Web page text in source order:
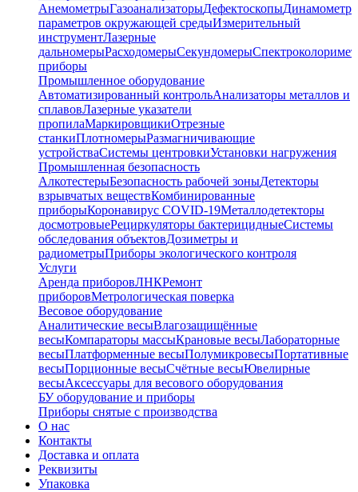
АнемометрыГазоанализаторыДефектоскопы
параметров окружающей средыИзмерительный
инструментЛазерные
дальномерыРасходомерыСекундомеры
приборы
Промышленное оборудование
Автоматизированный контрольАнализаторы металлов и
сплавовЛазерные указатели
пропилаМаркировщикиОтрезные
станкиПлотномерыРазмагничивающие
устройстваСистемы центровкиУстановки нагружения
Промышленная безопасность
АлкотестерыБезопасность рабочей зоныДетекторы
взрывчатых веществКомбинированные
приборыКоронавирус COVID-19Металлодетекторы
досмотровыеРециркуляторы бактерицидныеСистемы
обследования объектовДозиметры и
радиометрыПриборы экологического контроля
Услуги
Аренда приборовЛНКРемонт
приборовМетрологическая поверка
Весовое оборудование
Аналитические весыВлагозащищённые
весыКомпараторы массыКрановые весыЛабораторные
весыПлатформенные весыПолумикровесыПортативные
весыПорционные весыСчётные весыЮвелирные
весыАксессуары для весового оборудования
БУ оборудование и приборы
Приборы снятые с производства
О нас
Контакты
Доставка и оплата
Реквизиты
Упаковка